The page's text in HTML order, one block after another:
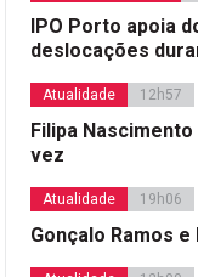
IPO Porto apoia
deslocações
Atualidade 12h57
Filipa
vez
Atualidade 19h06
Gonçalo Ramos